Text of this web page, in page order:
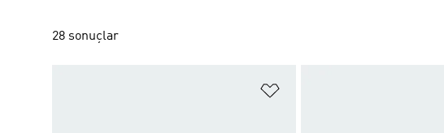
28 sonuçlar